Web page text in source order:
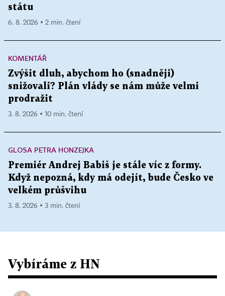
státu
6. 8. 2026 ▪ 2 min. čtení
KOMENTÁŘ
Zvýšit dluh, abychom ho (snadněji)
snižovali? Plán vlády se nám může velmi
prodražit
3. 8. 2026 ▪ 10 min. čtení
GLOSA PETRA HONZEJKA
Premiér Andrej Babiš je stále víc z formy.
Když nepozná, kdy má odejít, bude Česko ve
velkém průšvihu
3. 8. 2026 ▪ 3 min. čtení
Vybíráme z HN